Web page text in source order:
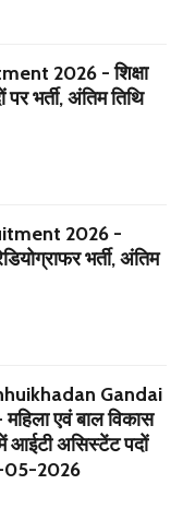
2026 - शिक्षा
पर भर्ती, अंतिम तिथि
2026 -
भर्ती, अंतिम
Gandai
एवं बाल विकास
असिस्टेंट पदों
05-2026